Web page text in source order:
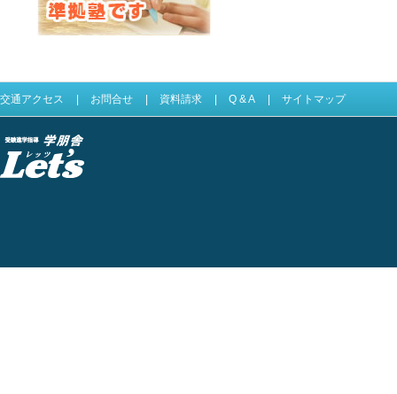
交通アクセス お問合せ 資料請求 Q & A サイトマップ